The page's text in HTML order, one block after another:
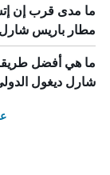
ما مدى قرب إن
مطار باريس
ما هي أفضل
شارل ديغول